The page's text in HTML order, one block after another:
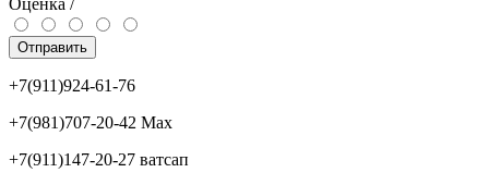
Оценка /
Отправить
+7(911)924-61-76
+7(981)707-20-42 Max
+7(911)147-20-27 ватсап